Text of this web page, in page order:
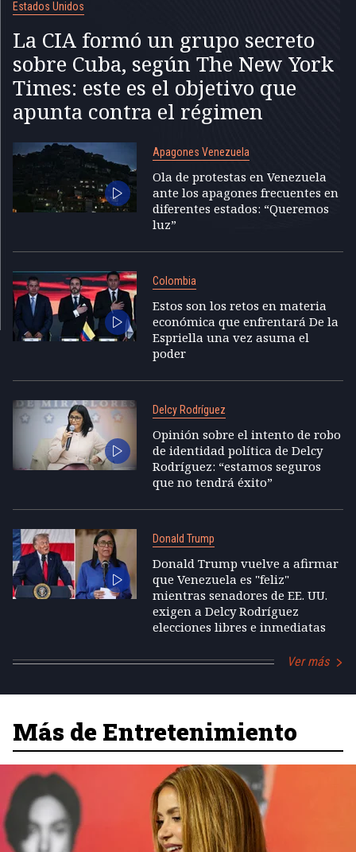
Estados Unidos
La CIA formó un grupo secreto
sobre Cuba, según The New York
Times: este es el objetivo que
apunta contra el régimen
Apagones Venezuela
Ola de protestas en Venezuela
ante los apagones frecuentes en
diferentes estados: “Queremos
luz”
Colombia
Estos son los retos en materia
económica que enfrentará De la
Espriella una vez asuma el
poder
Delcy Rodríguez
Opinión sobre el intento de robo
de identidad política de Delcy
Rodríguez: “estamos seguros
que no tendrá éxito”
Donald Trump
Donald Trump vuelve a afirmar
que Venezuela es "feliz"
mientras senadores de EE. UU.
exigen a Delcy Rodríguez
elecciones libres e inmediatas
Ver más
Más de Entretenimiento